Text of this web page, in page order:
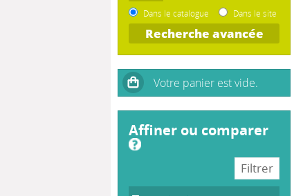
Dans le catalogue Dans le site
Recherche avancée
affiner ou comparer